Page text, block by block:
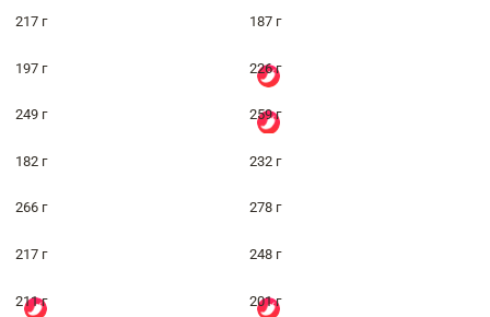
217 г 187 г
197 г 226 г
249 г 259 г
182 г 232 г
266 г 278 г
217 г 248 г
211 г 201 г